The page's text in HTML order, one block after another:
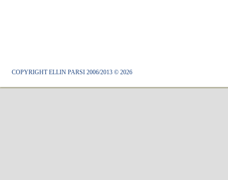
COPYRIGHT ELLIN PARSI 2006/2013 © 2026